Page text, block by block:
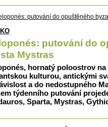
putování do
Mystras
hornatý poloostrov na
kulturou, antickými
a do nedostupného
týdenního putování
Sparta, Mystras,